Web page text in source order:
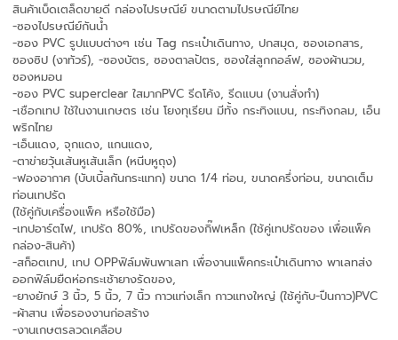
สินค้าเบ็ดเตล็ดขายดี กล่องไปรษณีย์ ขนาดตามไปรษณีย์ไทย
-ซองไปรษณีย์กันน้ำ
-ซอง PVC รูปแบบต่างๆ เช่น Tag กระเป๋าเดินทาง, ปกสมุด, ซองเอกสาร,
ซองซิป (งาทัวร์), -ซองบัตร, ซองตาลปัตร, ซองใส่ลูกกอล์ฟ, ซองผ้านวม,
ซองหมอน
-ซอง PVC superclear ใสมากPVC รีดโค้ง, รีดแบน (งานสั่งทำ)
-เชือกเทป ใช้ในงานเกษตร เช่น โยงทุเรียน มีทั้ง กระทิงแบน, กระทิงกลม, เอ็น
พริกไทย
-เอ็นแดง, จุกแดง, แกนแดง,
-ตาข่ายวุ้นเส้นหูเส้นเล็ก (หนีบหูถุง)
-ฟองอากาศ (บับเบิ้ลกันกระแทก) ขนาด 1/4 ท่อน, ขนาดครึ่งท่อน, ขนาดเต็ม
ท่อนเทปรัด
(ใช้คู่กับเครื่องแพ็ค หรือใช้มือ)
-เทปอาร์ตไฟ, เทปรัด 80%, เทปรัดของกิ๊ฟเหล็ก (ใช้คู่เทปรัดของ เพื่อแพ็ค
กล่อง-สินค้า)
-สก็อตเทป, เทป OPPฟิล์มพันพาเลท เพื่องานแพ็คกระเป๋าเดินทาง พาเลทส่ง
ออกฟิล์มยืดห่อกระเช้ายางรัดของ,
-ยางยักษ์ 3 นิ้ว, 5 นิ้ว, 7 นิ้ว กาวแท่งเล็ก กาวแทงใหญ่ (ใช้คู่กับ-ปืนกาว)PVC
-ผ้าสาน เพื่อรองงานก่อสร้าง
-งานเกษตรลวดเคลือบ